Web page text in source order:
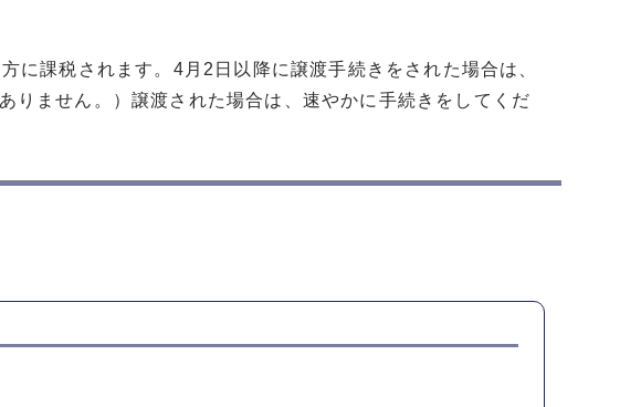
に課税されます。4月2日以降に譲渡手続きをされた場合は、
りません。）譲渡された場合は、速やかに手続きをしてくだ